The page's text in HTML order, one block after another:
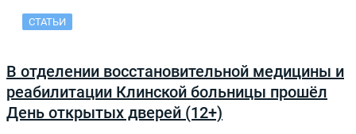
СТАТЬИ
В отделении восстановительной медицины и
реабилитации Клинской больницы прошёл
День открытых дверей (12+)